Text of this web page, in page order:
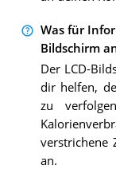
Was für
Bildschirm
Der LCD-
dir helfen,
zu
verstrichene
an.